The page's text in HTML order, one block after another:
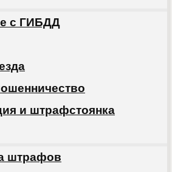
с ГИБДД
и штрафстоянка
штрафов